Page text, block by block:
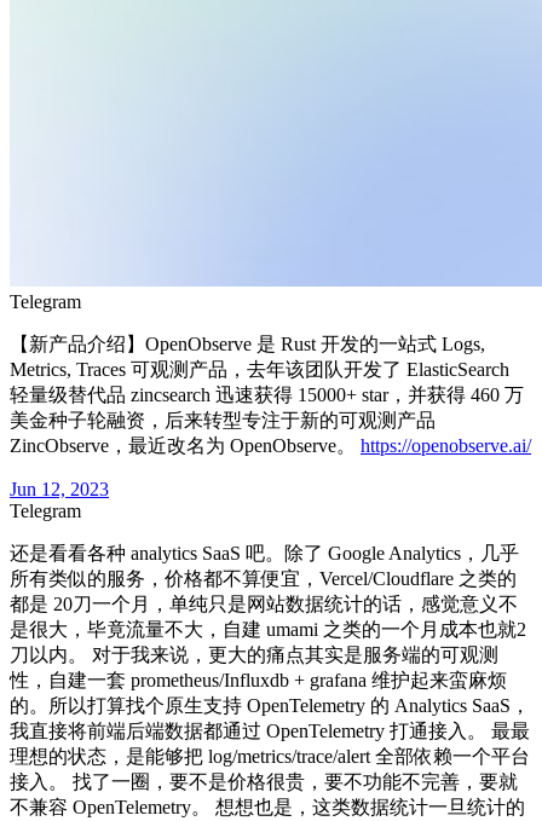
Telegram
【新产品介绍】OpenObserve 是 Rust 开发的一站式 Logs,
Metrics, Traces 可观测产品，去年该团队开发了 ElasticSearch
轻量级替代品 zincsearch 迅速获得 15000+ star，并获得 460 万
美金种子轮融资，后来转型专注于新的可观测产品
ZincObserve，最近改名为 OpenObserve。 https://openobserve.ai/
Jun 12, 2023
Telegram
还是看看各种 analytics SaaS 吧。除了 Google Analytics，几乎
所有类似的服务，价格都不算便宜，Vercel/Cloudflare 之类的
都是 20刀一个月，单纯只是网站数据统计的话，感觉意义不
是很大，毕竟流量不大，自建 umami 之类的一个月成本也就2
刀以内。 对于我来说，更大的痛点其实是服务端的可观测
性，自建一套 prometheus/Influxdb + grafana 维护起来蛮麻烦
的。所以打算找个原生支持 OpenTelemetry 的 Analytics SaaS，
我直接将前端后端数据都通过 OpenTelemetry 打通接入。 最最
理想的状态，是能够把 log/metrics/trace/alert 全部依赖一个平台
接入。 找了一圈，要不是价格很贵，要不功能不完善，要就
不兼容 OpenTelemetry。 想想也是，这类数据统计一旦统计的